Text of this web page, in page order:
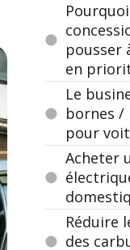
pousser
en
Le
bornes /
pour
Acheter
Réduire
des